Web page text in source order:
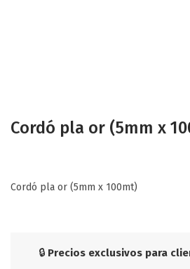
Cordó pla or (5mm x
Cordó pla or (5mm x 100mt)
🔒 Precios exclusivos para